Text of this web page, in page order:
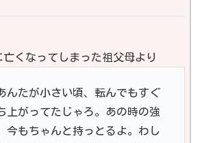
亡くなってしまった祖父母より
んたが小さい頃、転んでもすぐ
上がってたじゃろ。あの時の強
今もちゃんと持っとるよ。わし